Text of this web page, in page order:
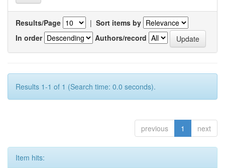
Results/Page | Sort items by
In order
Authors/record
Results 1-1 of 1 (Search time: 0.0 seconds).
previous 1 next
Item hits: